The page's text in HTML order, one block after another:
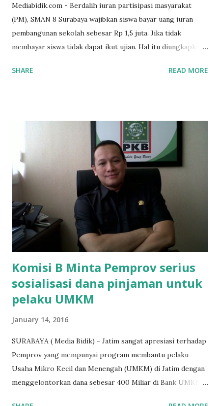
Mediabidik.com - Berdalih iuran partisipasi masyarakat
(PM), SMAN 8 Surabaya wajibkan siswa bayar uang iuran
pembangunan sekolah sebesar Rp 1,5 juta. Jika tidak
membayar siswa tidak dapat ikut ujian. Hal itu diungkapkan
SMAN 8 Jalan Iskandar Muda Surabaya mengatakan, ada
Mujib menambahkan, akhirnya terpaksa ortu nya pinjam
uang tetangga 500 ribu, agar anaknya bisa ikut ujian.
"Kasihan dia sudah tidak punya ayah, ibunya saudara saya,
kerja sebagai pembantu rumah tangga. Tolong dibantu mas,
agar uang bisa kembali,"ungkapnya. Perihal adanya
penarikan uang iuran untuk pembangunan gedung sekolah,
dibenarkan oleh Atika Fadhilah siswa kelas XI saat
diwawancarai. "Benar, bilangnya wajib Rp 1,5 juta dan waktu
terakh...
SHARE READ MORE
Komisi B Minta Pemprov serius
sosialisasi dana pinjaman untuk
pelaku UMKM
January 14, 2016
SURABAYA ( Media Bidik) - Jatim sangat apresiasi terhadap
Pemprov yang mempunyai program membantu pelaku
Usaha Mikro Kecil dan Menengah (UMKM) di Jatim dengan
menggelontorkan dana sebesar 400 Miliar di Bank UMKM